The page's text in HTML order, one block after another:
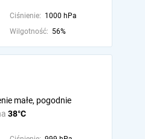
Ciśnienie: 1000 hPa
Wilgotność: 56%
38°C
małe, pogodnie